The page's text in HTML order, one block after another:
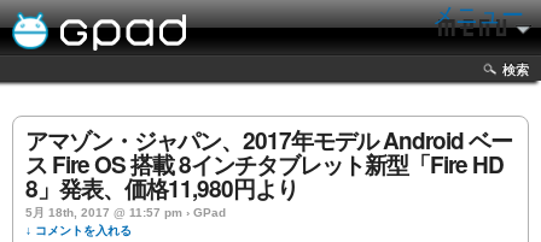
メニュー
検索
アマゾン・ジャパン、2017年モデル Android ベー
ス Fire OS 搭載 8インチタブレット新型「Fire HD
8」発表、価格11,980円より
5月 18th, 2017 @ 11:57 pm › GPad
↓ コメントを入れる